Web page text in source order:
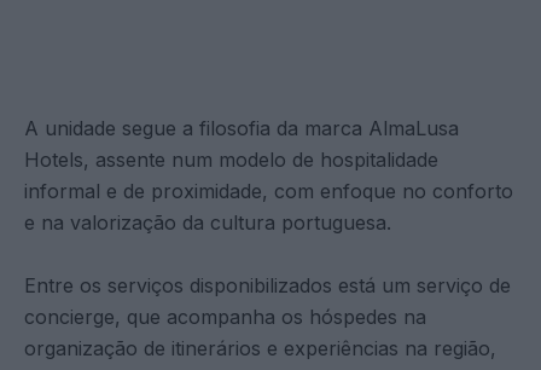
A unidade segue a filosofia da marca AlmaLusa
Hotels, assente num modelo de hospitalidade
informal e de proximidade, com enfoque no conforto
e na valorização da cultura portuguesa.
Entre os serviços disponibilizados está um serviço de
concierge, que acompanha os hóspedes na
organização de itinerários e experiências na região,